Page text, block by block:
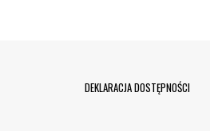
DEKLARACJA DOSTĘPNOŚCI